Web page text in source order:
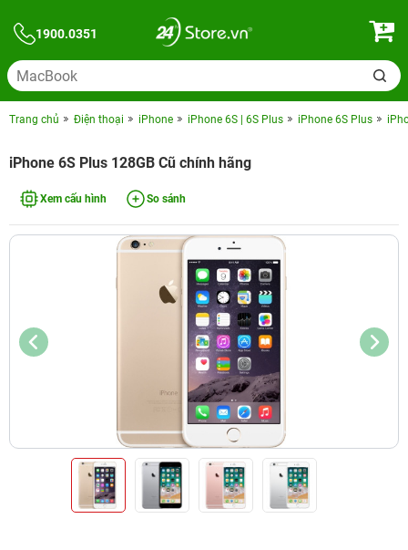
1900.0351
Trang chủ Điện thoại iPhone iPhone 6S | 6S Plus iPhone 6S Plus
iPhone 6S Plus 128GB Cũ chính hãng
Xem cấu hình So sánh